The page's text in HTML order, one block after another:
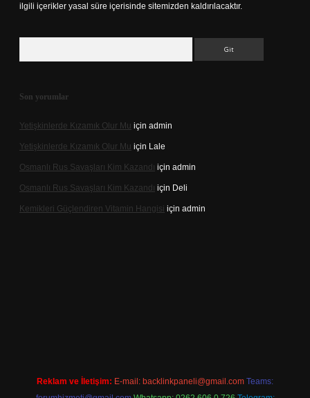
ilgili içerikler yasal süre içerisinde sitemizden kaldırılacaktır.
Son yorumlar
Yetişkinlerde Kızamık Olur Mu için admin
Yetişkinlerde Kızamık Olur Mu için Lale
Osmanlı Rus Savaşları Kim Kazandı için admin
Osmanlı Rus Savaşları Kim Kazandı için Deli
Kemikleri Güçlendiren Vitamin Hangisi için admin
Reklam ve İletişim: E-mail: backlinkpaneli@gmail.com Teams: